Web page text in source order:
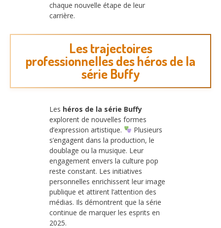
chaque nouvelle étape de leur
carrière.
Les trajectoires
professionnelles des héros de la
série Buffy
Les héros de la série Buffy
explorent de nouvelles formes
d’expression artistique.
Plusieurs
s’engagent dans la production, le
doublage ou la musique. Leur
engagement envers la culture pop
reste constant. Les initiatives
personnelles enrichissent leur image
publique et attirent l’attention des
médias. Ils démontrent que la série
continue de marquer les esprits en
2025.